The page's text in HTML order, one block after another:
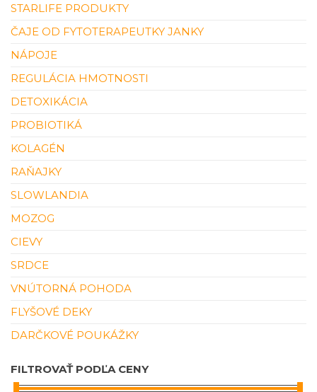
STARLIFE PRODUKTY
ČAJE OD FYTOTERAPEUTKY JANKY
NÁPOJE
REGULÁCIA HMOTNOSTI
DETOXIKÁCIA
PROBIOTIKÁ
KOLAGÉN
RAŇAJKY
SLOWLANDIA
MOZOG
CIEVY
SRDCE
VNÚTORNÁ POHODA
FLYŠOVÉ DEKY
DARČKOVÉ POUKÁŽKY
FILTROVAŤ PODĽA CENY